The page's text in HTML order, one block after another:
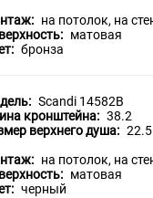
на потолок, на
матовая
бронза
Scandi 14582B
кронштейна: 38.2
верхнего душа: 22.5
на потолок, на
матовая
черный